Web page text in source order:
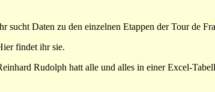
sucht Daten zu den einzelnen Etappen der Tour de
findet ihr sie.
Rudolph hatt alle und alles in einer Excel-